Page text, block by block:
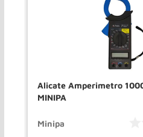
Alicate Amperimetro
MINIPA
Minipa